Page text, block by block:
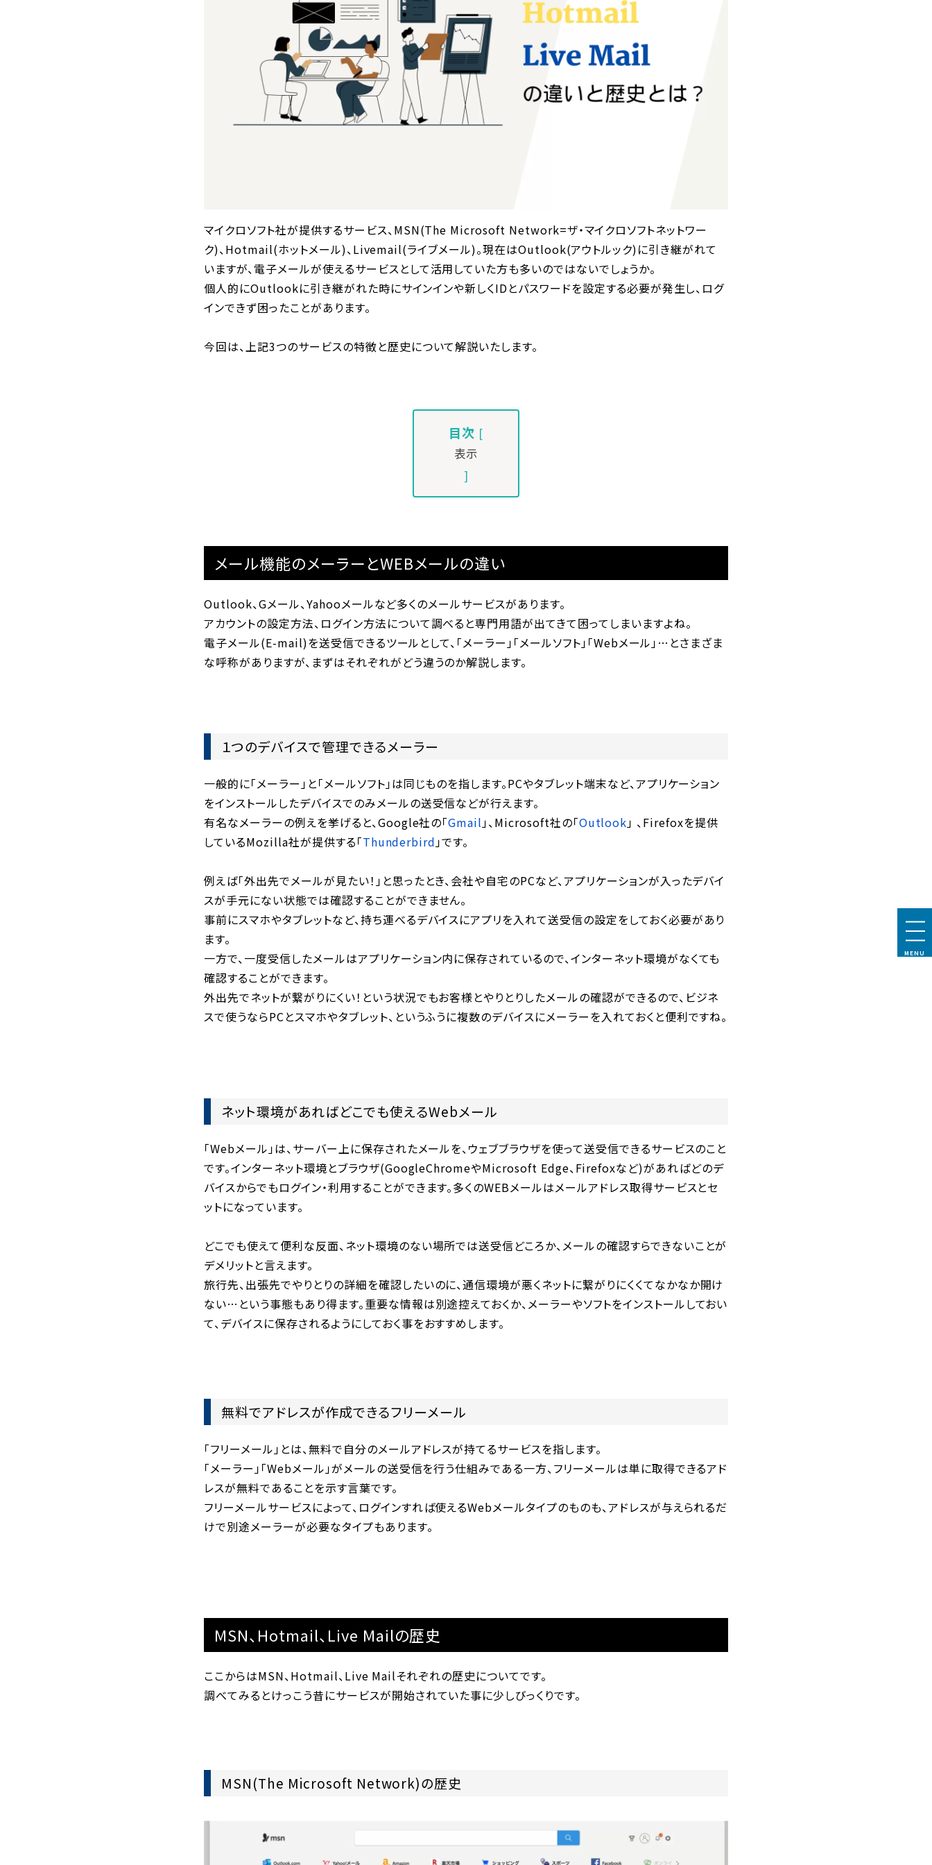
マイクロソフト社が提供するサービス、MSN(The Microsoft Network=ザ・マイクロソフトネットワー
ク)、Hotmail(ホットメール)、Livemail(ライブメール)。現在はOutlook(アウトルック)に引き継がれて
いますが、電子メールが使えるサービスとして活用していた方も多いのではないでしょうか。
個人的にOutlookに引き継がれた時にサインインや新しくIDとパスワードを設定する必要が発生し、ログ
インできず困ったことがあります。
今回は、上記3つのサービスの特徴と歴史について解説いたします。
目次 [
表示
]
メール機能のメーラーとWEBメールの違い
Outlook、Gメール、Yahooメールなど多くのメールサービスがあります。
アカウントの設定方法、ログイン方法について調べると専門用語が出てきて困ってしまいますよね。
電子メール(E-mail)を送受信できるツールとして、「メーラー」「メールソフト」「Webメール」…とさまざま
な呼称がありますが、まずはそれぞれがどう違うのか解説します。
１つのデバイスで管理できるメーラー
一般的に「メーラー」と「メールソフト」は同じものを指します。PCやタブレット端末など、アプリケーション
をインストールしたデバイスでのみメールの送受信などが行えます。
有名なメーラーの例えを挙げると、Google社の「Gmail」、Microsoft社の「Outlook」 、Firefoxを提供
しているMozilla社が提供する「Thunderbird」です。
例えば「外出先でメールが見たい！」と思ったとき、会社や自宅のPCなど、アプリケーションが入ったデバイ
スが手元にない状態では確認することができません。
事前にスマホやタブレットなど、持ち運べるデバイスにアプリを入れて送受信の設定をしておく必要があり
ます。
一方で、一度受信したメールはアプリケーション内に保存されているので、インターネット環境がなくても
確認することができます。
外出先でネットが繋がりにくい！という状況でもお客様とやりとりしたメールの確認ができるので、ビジネ
スで使うならPCとスマホやタブレット、というふうに複数のデバイスにメーラーを入れておくと便利ですね。
ネット環境があればどこでも使えるWebメール
「Webメール」は、サーバー上に保存されたメールを、ウェブブラウザを使って送受信できるサービスのこと
です。インターネット環境とブラウザ(GoogleChromeやMicrosoft Edge、Firefoxなど)があればどのデ
バイスからでもログイン・利用することができます。多くのWEBメールはメールアドレス取得サービスとセ
ットになっています。
どこでも使えて便利な反面、ネット環境のない場所では送受信どころか、メールの確認すらできないことが
デメリットと言えます。
旅行先、出張先でやりとりの詳細を確認したいのに、通信環境が悪くネットに繋がりにくくてなかなか開け
ない…という事態もあり得ます。重要な情報は別途控えておくか、メーラーやソフトをインストールしておい
て、デバイスに保存されるようにしておく事をおすすめします。
無料でアドレスが作成できるフリーメール
「フリーメール」とは、無料で自分のメールアドレスが持てるサービスを指します。
「メーラー」「Webメール」がメールの送受信を行う仕組みである一方、フリーメールは単に取得できるアド
レスが無料であることを示す言葉です。
フリーメールサービスによって、ログインすれば使えるWebメールタイプのものも、アドレスが与えられるだ
けで別途メーラーが必要なタイプもあります。
MSN、Hotmail、Live Mailの歴史
ここからはMSN、Hotmail、Live Mailそれぞれの歴史についてです。
調べてみるとけっこう昔にサービスが開始されていた事に少しびっくりです。
MSN(The Microsoft Network)の歴史
MENU